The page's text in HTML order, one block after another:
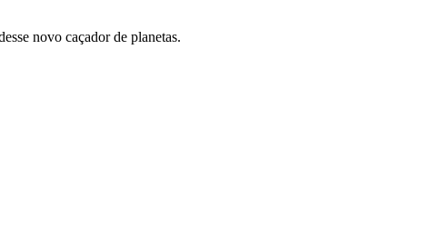
novo caçador de planetas.